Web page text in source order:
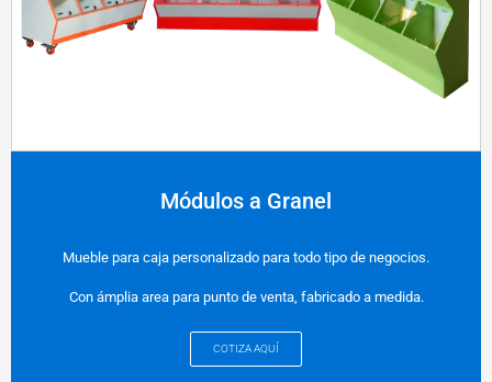
Módulos a Granel
Mueble para caja personalizado para todo tipo de negocios.
Con ámplia area para punto de venta, fabricado a medida.
COTIZA AQUÍ